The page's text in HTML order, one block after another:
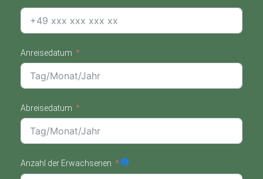
Anreisedatum
Abreisedatum
Anzahl der Erwachsenen